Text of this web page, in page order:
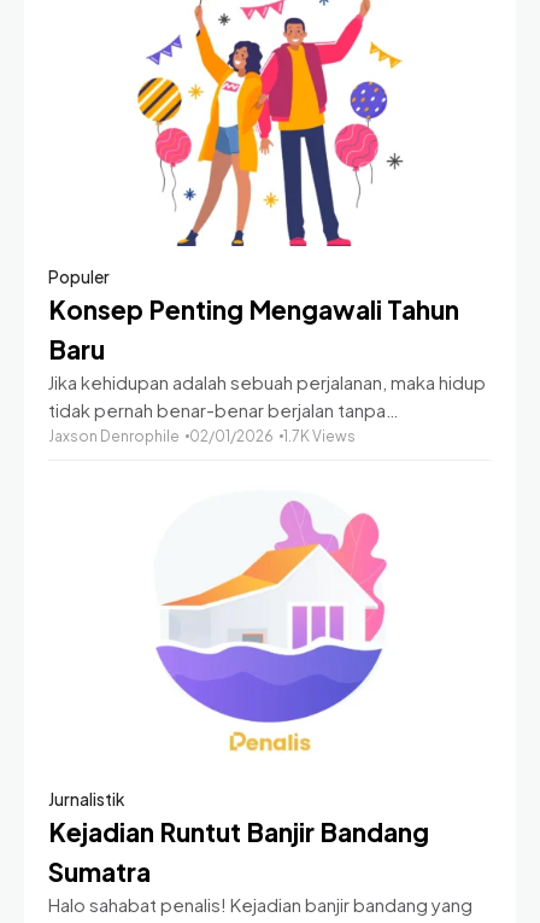
Populer
Konsep Penting Mengawali Tahun
Baru
Jika kehidupan adalah sebuah perjalanan, maka hidup
tidak pernah benar-benar berjalan tanpa
pengaturan. Ada banyak hal yang perlu disadari dan
Jaxson Denrophile 02/01/2026 1.7K Views
Jurnalistik
Kejadian Runtut Banjir Bandang
Sumatra
Halo sahabat penalis! Kejadian banjir bandang yang